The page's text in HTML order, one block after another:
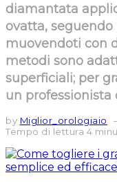
diamantata
ovatta,
muovendoti con
metodi sono
superficiali; per
un professionista
by Miglior_orologiaio
Tempo di lettura 4